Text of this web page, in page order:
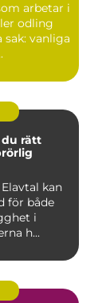
arbetar i
odling
sak: vanliga
kan
för både
i
h...